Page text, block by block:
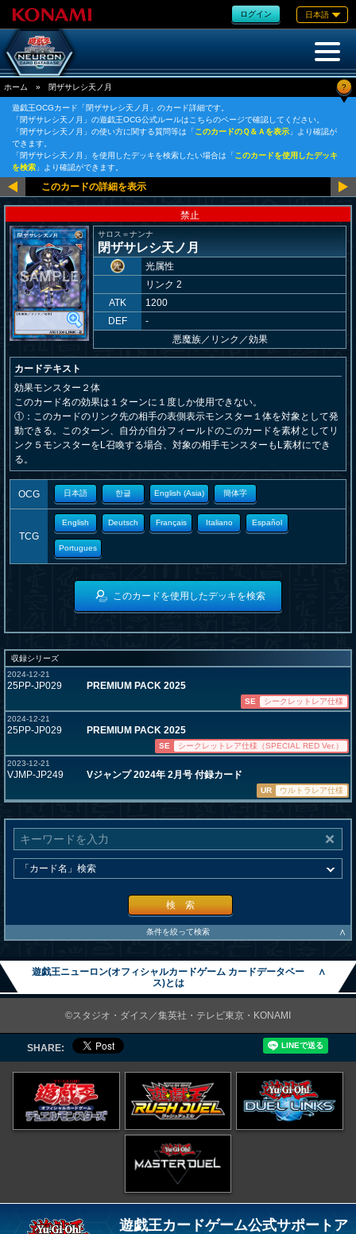
ログイン 日本語
ホーム » 閉ザサレシ天ノ月 ?
遊戯王OCGカード「閉ザサレシ天ノ月」のカード詳細です。
「閉ザサレシ天ノ月」の遊戯王OCG公式ルールはこちらのページで確認してください。
「閉ザサレシ天ノ月」の使い方に関する質問等は「このカードのＱ＆Ａを表示 」より確認が
できます。
「閉ザサレシ天ノ月」を使用したデッキを検索したい場合は「このカードを使用したデッキ
を検索 」より確認ができます。
禁止
サロス＝ナンナ
閉ザサレシ天ノ月
光属性
リンク 2
ATK
1200
DEF
-
悪魔族／ リンク／効果
カードテキスト
効果モンスター２体
このカード名の効果は１ターンに１度しか使用できない。
①：このカードのリンク先の相手の表側表示モンスター１体を対象として発
動できる。このターン、自分が自分フィールドのこのカードを素材としてリ
ンク５モンスターをL召喚する場合、対象の相手モンスターもL素材にでき
る。
OCG 日本語 한글 English (Asia) 簡体字
TCG
English Deutsch Français Italiano Español
Portugues
このカードを使用したデッキを検索
収録シリーズ
2024-12-21
25PP-JP029 PREMIUM PACK 2025
SE
シークレットレア仕様
2024-12-21
25PP-JP029 PREMIUM PACK 2025
SE
シークレットレア仕様（SPECIAL RED Ver.）
2023-12-21
VJMP-JP249 Vジャンプ 2024年 2月号 付録カード
UR ウルトラレア仕様
検 索
条件を絞って検索 ∧
遊戯王ニューロン(オフィシャルカードゲーム カードデータベー
ス)とは
∧
©スタジオ・ダイス／集英社・テレビ東京・KONAMI
SHARE:
遊戯王カードゲーム公式サポートア